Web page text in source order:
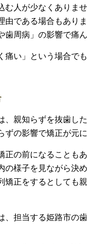
人が少なくありませ
由である場合もあり
歯周病」の影響で痛
痛い」という場合で
、親知らずを抜歯し
ずの影響で矯正が元
正の前になることも
の様子を見ながら決
矯正をするとしても
、担当する姫路市の